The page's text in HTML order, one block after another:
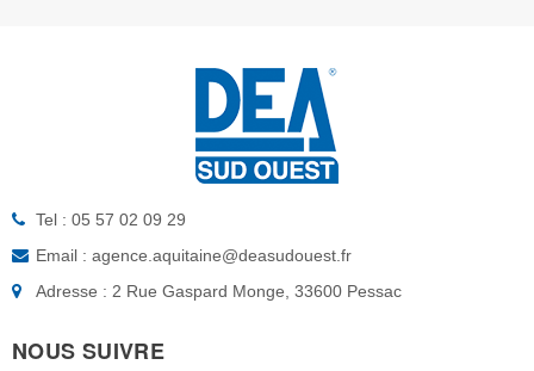
Tel : 05 57 02 09 29
Email : agence.aquitaine@deasudouest.fr
Adresse : 2 Rue Gaspard Monge, 33600 Pessac
NOUS SUIVRE